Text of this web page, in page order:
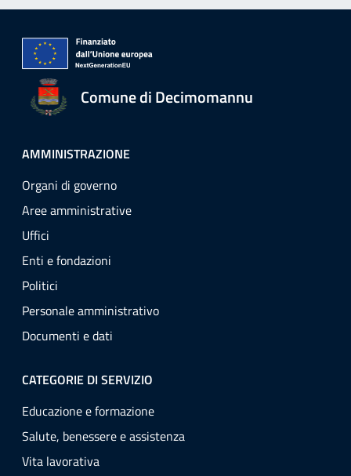
Comune di Decimomannu
AMMINISTRAZIONE
Organi di governo
Aree amministrative
Uffici
Enti e fondazioni
Politici
Personale amministrativo
Documenti e dati
CATEGORIE DI SERVIZIO
Educazione e formazione
Salute, benessere e assistenza
Vita lavorativa